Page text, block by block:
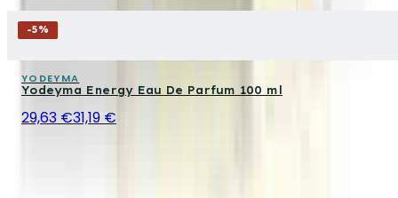
-5%
YODEYMA
Yodeyma Energy Eau De Parfum 100 ml
29,63 €31,19 €